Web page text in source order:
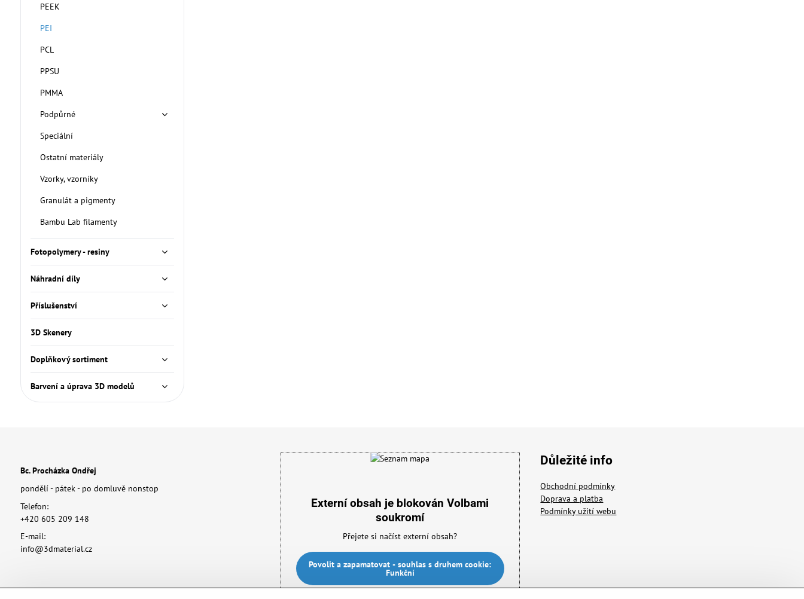
PEEK
PEI
PCL
PPSU
PMMA
Podpůrné
Speciální
Ostatní materiály
Vzorky, vzorníky
Granulát a pigmenty
Bambu Lab filamenty
Fotopolymery - resiny
Náhradní díly
Příslušenství
3D Skenery
Doplňkový sortiment
Barvení a úprava 3D modelů
Bc. Procházka Ondřej
pondělí - pátek - po domluvě nonstop
Telefon:
+420 605 209 148
E-mail:
info@3dmaterial.cz
Externí obsah je blokován Volbami
soukromí
Přejete si načíst externí obsah?
Povolit a zapamatovat - souhlas s druhem cookie:
Funkční
Důležité info
Obchodní podmínky
Doprava a platba
Podmínky užití webu